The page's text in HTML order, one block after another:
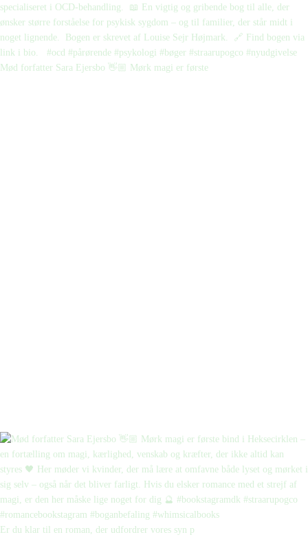
Mød forfatter Sara Ejersbo 👋🏼 Mørk magi er første
Er du klar til en roman, der udfordrer vores syn p